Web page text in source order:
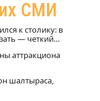
СМИ
к столику: в
— четкий
аттракциона
шалтыраса,